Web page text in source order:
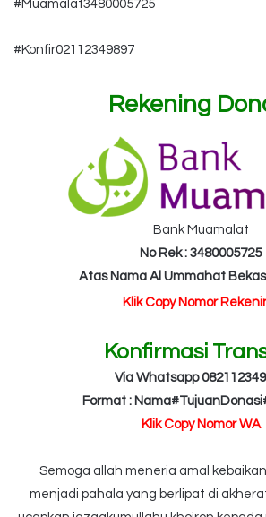
#Muamalat3480005725
#Konfir02112349897
Rekening
Bank Muamalat
No Rek : 3480005725
Atas Nama Al Ummahat
Klik Copy Nomor
Konfirmasi
Via Whatsapp
Format :
Klik Copy Nomor WA
Semoga allah meneria amal
menjadi pahala yang berlipat di